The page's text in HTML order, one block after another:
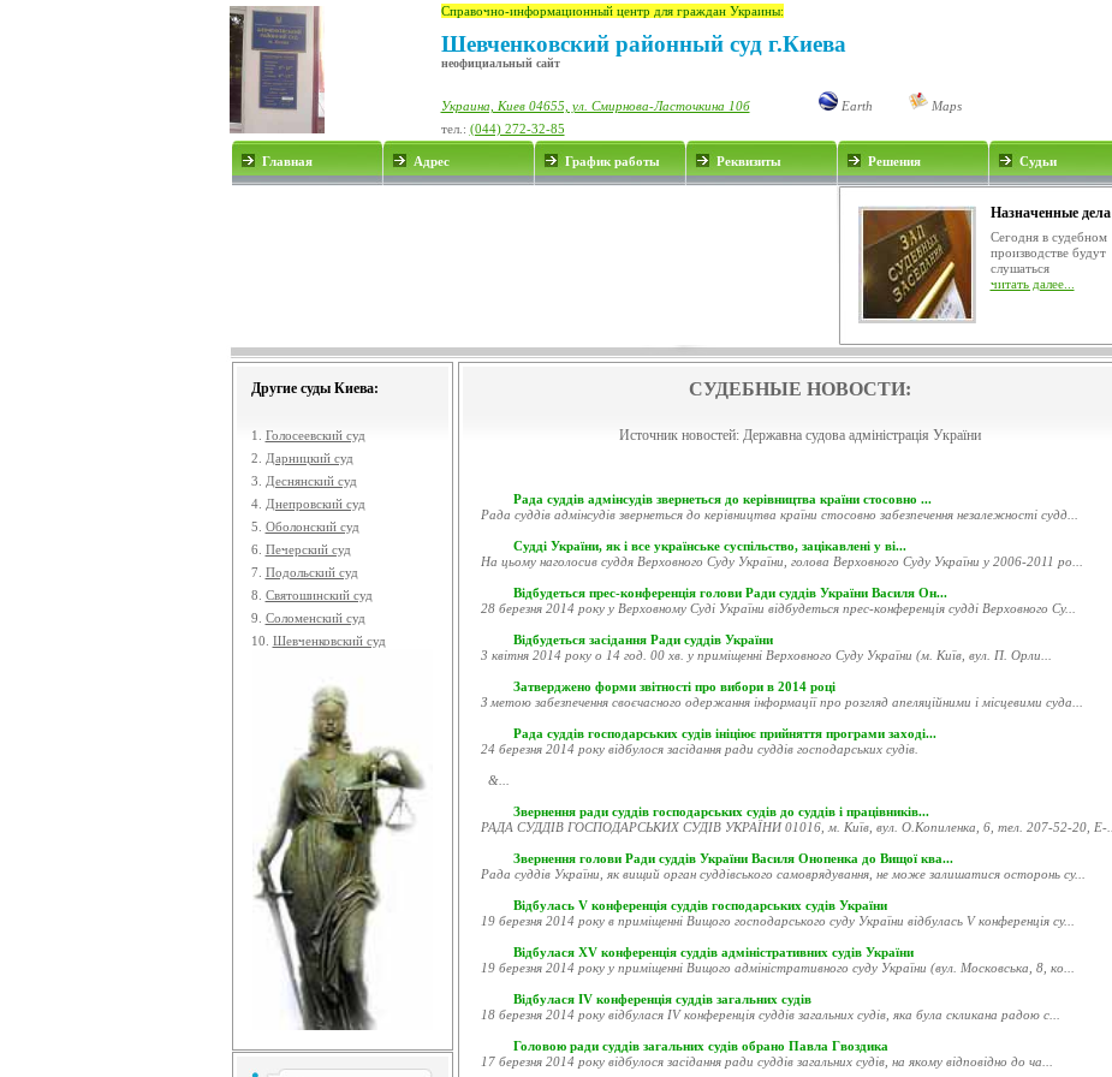
Справочно-информационный центр для граждан Украины:
Шевченковский районный суд г.Киева
неофициальный сайт
Украина, Киев 04655, ул. Смирнова-Ласточкина 10б Earth
Maps
тел.: (044) 272-32-85
Главная Адрес График работы Реквизиты Решения Судьи
Назначенные дела
Сегодня в судебном
производстве будут
слушаться
читать далее...
Другие суды Киева:
1. Голосеевский суд
2.
Дарницкий суд
3.
Деснянский суд
4. Днепровский суд
5. Оболонский суд
6. Печерский суд
7. Подольский суд
8. Святошинский суд
9. Соломенский суд
10. Шевченковский суд
СУДЕБНЫЕ НОВОСТИ:
Источник новостей: Державна судова адміністрація України
Рада суддів адмінсудів звернеться до керівництва країни стосовно ...
Рада суддів адмінсудів звернеться до керівництва країни стосовно забезпечення незалежності судд...
Судді України, як і все українське суспільство, зацікавлені у ві...
На цьому наголосив суддя Верховного Суду України, голова Верховного Суду України у 2006-2011 ро...
Відбудеться прес-конференція голови Ради суддів України Василя Он...
28 березня 2014 року у Верховному Суді України відбудеться прес-конференція судді Верховного Су...
Відбудеться засідання Ради суддів України
3 квітня 2014 року о 14 год. 00 хв. у приміщенні Верховного Суду України (м. Київ, вул. П. Орли...
Затверджено форми звітності про вибори в 2014 році
З метою забезпечення своєчасного одержання інформації про розгляд апеляційними і місцевими суда...
Рада суддів господарських судів ініціює прийняття програми заході...
24 березня 2014 року відбулося засідання ради суддів господарських судів.
&...
Звернення ради суддів господарських судів до суддів і працівників...
РАДА СУДДІВ ГОСПОДАРСЬКИХ СУДІВ УКРАЇНИ 01016, м. Київ, вул. О.Копиленка, 6, тел. 207-52-20, E-...
Звернення голови Ради суддів України Василя Онопенка до Вищої ква...
Рада суддів України, як вищий орган суддівського самоврядування, не може залишатися осторонь су...
Відбулась V конференція суддів господарських судів України
19 березня 2014 року в приміщенні Вищого господарського суду України відбулась V конференція су...
Відбулася XV конференція суддів адміністративних судів України
19 березня 2014 року у приміщенні Вищого адміністративного суду України (вул. Московська, 8, ко...
Відбулася ІV конференція суддів загальних судів
18 березня 2014 року відбулася ІV конференція суддів загальних судів, яка була скликана радою с...
Головою ради суддів загальних судів обрано Павла Гвоздика
17 березня 2014 року відбулося засідання ради суддів загальних судів, на якому відповідно до ча...